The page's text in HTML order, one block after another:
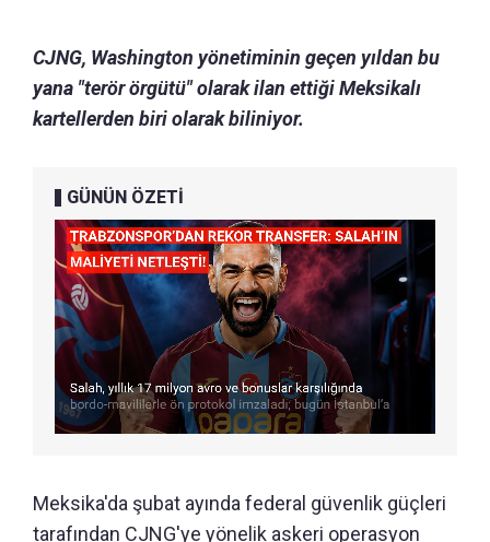
CJNG, Washington yönetiminin geçen yıldan bu
yana "terör örgütü" olarak ilan ettiği Meksikalı
kartellerden biri olarak biliniyor.
GÜNÜN ÖZETİ
Meksika'da şubat ayında federal güvenlik güçleri
tarafından CJNG'ye yönelik askeri operasyon